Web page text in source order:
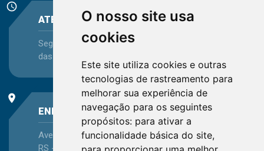
O nosso site usa
cookies
Este site utiliza cookies e outras
tecnologias de rastreamento para
melhorar sua experiência de
navegação para os seguintes
propósitos: para ativar a
funcionalidade básica do site,
schedule
ATENDIMENTO
Segunda-feira a Sexta-feira - das 08:30 às 12:15 e
das 13:30 às 16:45
place
ENDEREÇO
Avenida Itaqui, 45, Bairro Petrópolis, Porto Alegre -
RS - CEP 90460-140